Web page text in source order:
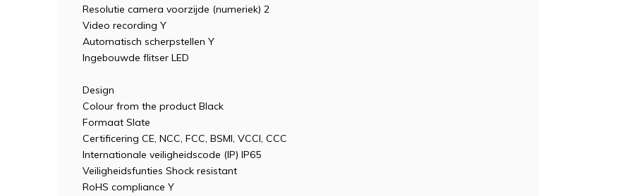
Resolutie camera voorzijde (numeriek) 2
Video recording Y
Automatisch scherpstellen Y
Ingebouwde flitser LED
Design
Colour from the product Black
Formaat Slate
Certificering CE, NCC, FCC, BSMI, VCCI, CCC
Internationale veiligheidscode (IP) IP65
Veiligheidsfunties Shock resistant
RoHS compliance Y